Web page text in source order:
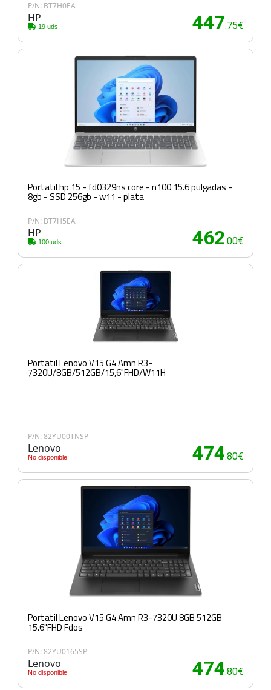
P/N: BT7H0EA
HP
19 uds. 447.75€
Portatil hp 15 - fd0329ns core - n100 15.6 pulgadas -
8gb - SSD 256gb - w11 - plata
P/N: BT7H5EA
HP
100 uds. 462.00€
Portatil Lenovo V15 G4 Amn R3-
7320U/8GB/512GB/15,6"FHD/W11H
P/N: 82YU00TNSP
Lenovo
No disponible 474.80€
Portatil Lenovo V15 G4 Amn R3-7320U 8GB 512GB
15.6"FHD Fdos
P/N: 82YU0165SP
Lenovo
No disponible 474.80€